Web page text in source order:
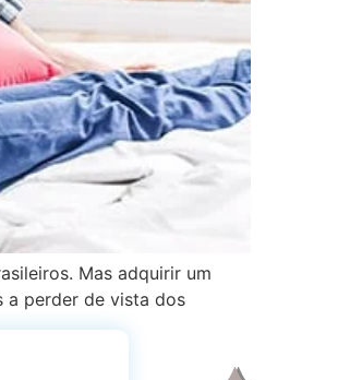
Mas adquirir um
a perder de vista dos